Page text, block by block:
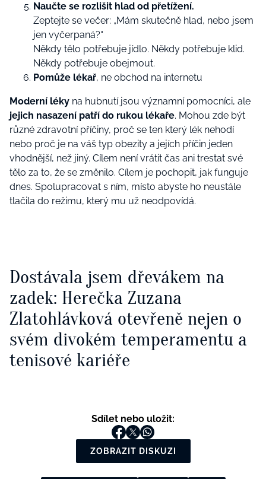
Naučte se rozlišit hlad od přetížení.
Zeptejte se večer: „Mám skutečně hlad, nebo jsem
jen vyčerpaná?“
Někdy tělo potřebuje jídlo. Někdy potřebuje klid.
Někdy potřebuje obejmout.
Pomůže lékař, ne obchod na internetu
Moderní léky na hubnutí jsou významní pomocníci, ale
jejich nasazení patří do rukou lékaře. Mohou zde být
různé zdravotní příčiny, proč se ten který lék nehodí
nebo proč je na váš typ obezity a jejích příčin jeden
vhodnější, než jiný. Cílem není vrátit čas ani trestat své
tělo za to, že se změnilo. Cílem je pochopit, jak funguje
dnes. Spolupracovat s ním, místo abyste ho neustále
tlačila do režimu, který mu už neodpovídá.
Dostávala jsem dřevákem na
zadek: Herečka Zuzana
Zlatohlávková otevřeně nejen o
svém divokém temperamentu a
tenisové kariéře
Sdílet nebo uložit:
ZOBRAZIT DISKUZI